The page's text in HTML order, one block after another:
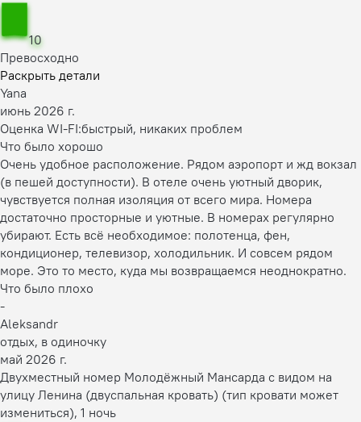
10
Превосходно
Раскрыть детали
Yana
июнь 2026 г.
Оценка WI-FI:быстрый, никаких проблем
Что было хорошо
Очень удобное расположение. Рядом аэропорт и жд вокзал
(в пешей доступности). В отеле очень уютный дворик,
чувствуется полная изоляция от всего мира. Номера
достаточно просторные и уютные. В номерах регулярно
убирают. Есть всё необходимое: полотенца, фен,
кондиционер, телевизор, холодильник. И совсем рядом
море. Это то место, куда мы возвращаемся неоднократно.
Что было плохо
-
Aleksandr
отдых, в одиночку
май 2026 г.
Двухместный номер Молодёжный Мансарда с видом на
улицу Ленина (двуспальная кровать) (тип кровати может
измениться), 1 ночь